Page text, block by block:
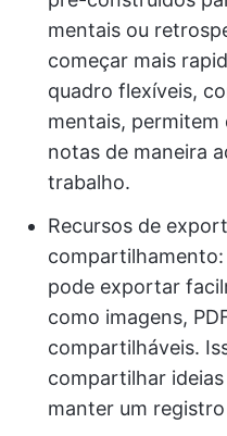
mentais ou
começar mais
quadro flexíveis,
mentais, permitem
notas de maneira
trabalho.
Recursos de
pode exportar
como imagens,
compartilháveis.
compartilhar
manter um